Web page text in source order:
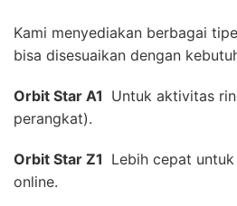
Kami menyediakan berbagai
bisa disesuaikan dengan
Orbit Star A1  Untuk aktivitas
perangkat).
Orbit Star Z1  Lebih cepat
online.